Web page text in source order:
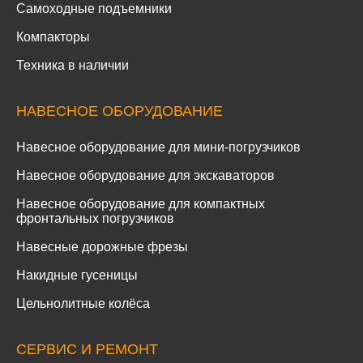
Самоходные подъемники
Компакторы
Техника в наличии
НАВЕСНОЕ ОБОРУДОВАНИЕ
Навесное оборудование для мини-погрузчиков
Навесное оборудование для экскаваторов
Навесное оборудование для компактных
фронтальных погрузчиков
Навесные дорожные фрезы
Накидные гусеницы
Цельнолитные колёса
СЕРВИС И РЕМОНТ